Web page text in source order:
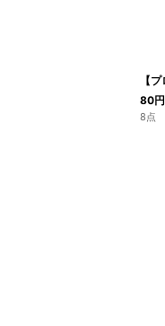
【
80円
8点